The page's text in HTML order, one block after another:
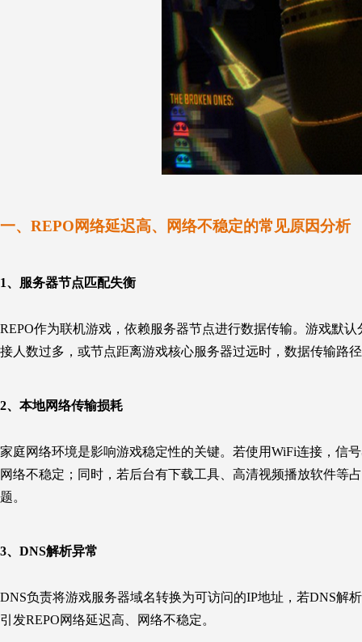
一、 REPO网络延迟高、网络不稳定的常见原因分析
1、 服务器节点匹配失衡
REPO作为联机游戏，依赖服务器节点进行数据传输。游戏默
接人数过多，或节点距离游戏核心服务器过远时，数据传输路
2、 本地网络传输损耗
家庭网络环境是影响游戏稳定性的关键。若使用WiFi连接，信
网络不稳定；同时，若后台有下载工具、高清视频播放软件等
题。
3、 DNS解析异常
DNS负责将游戏服务器域名转换为可访问的IP地址，若DNS解
引发REPO网络延迟高、网络不稳定。